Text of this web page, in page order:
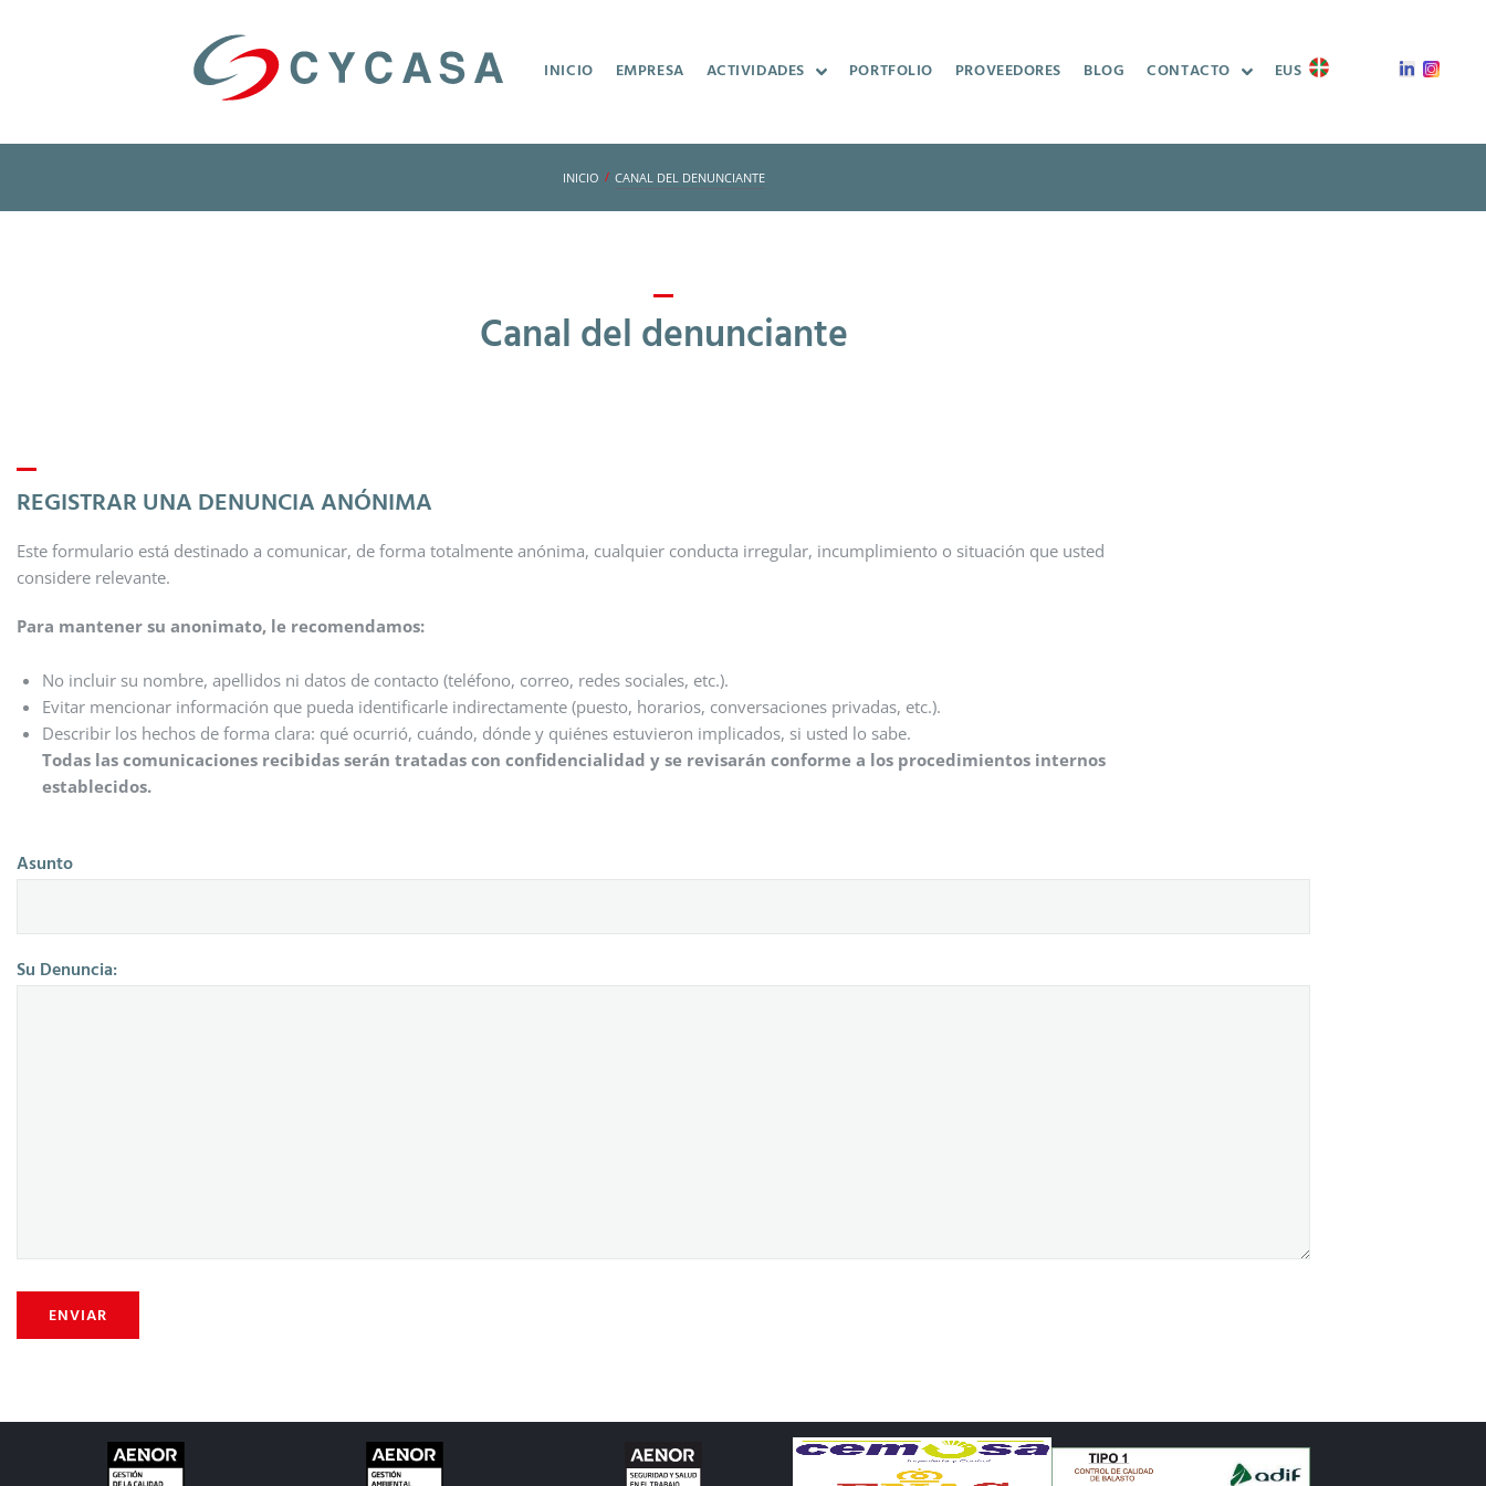
INICIO EMPRESA ACTIVIDADES PORTFOLIO PROVEEDORES BLOG CONTACTO EUS
INICIO / CANAL DEL DENUNCIANTE
Canal del denunciante
REGISTRAR UNA DENUNCIA ANÓNIMA
Este formulario está destinado a comunicar, de forma totalmente anónima, cualquier conducta irregular, incumplimiento o situación que usted
considere relevante.
Para mantener su anonimato, le recomendamos:
No incluir su nombre, apellidos ni datos de contacto (teléfono, correo, redes sociales, etc.).
Evitar mencionar información que pueda identificarle indirectamente (puesto, horarios, conversaciones privadas, etc.).
Describir los hechos de forma clara: qué ocurrió, cuándo, dónde y quiénes estuvieron implicados, si usted lo sabe.
Todas las comunicaciones recibidas serán tratadas con confidencialidad y se revisarán conforme a los procedimientos internos
establecidos.
Asunto
Su Denuncia: